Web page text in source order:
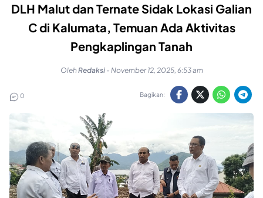
DLH Malut dan Ternate Sidak Lokasi Galian
C di Kalumata, Temuan Ada Aktivitas
Pengkaplingan Tanah
OlehRedaksi - November 12, 2025, 6:53 am
0 Bagikan: